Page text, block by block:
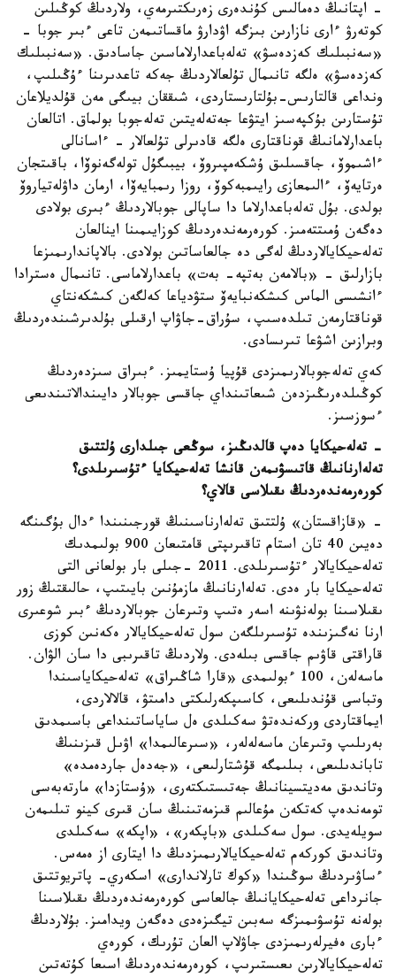
- اپتانىڭ دەمالىس كۇندەرى زەرىكتىرمەي، ولاردىڭ كوڭىلىن
كوتەرۋ ءارى نازارىن بىزگە اۋدارۋ ماقساتىمەن تاعى ءبىر جوبا -
«سەنبىلىك كەزدەسۋ» تەلەباعدارلاماسىن جاسادىق. «سەنبىلىك
كەزدەسۋ» ەلگە تانىمال تۇلعالاردىڭ جەكە تاعدىرىنا ءۇڭىلىپ،
ونداعى قالتارىس-بۇلتارىستاردى، شىققان بيىگى مەن قۇلديلاعان
تۇستارىن بۇكپەسىز ايتۋعا جەتەلەيتىن تەلەجوبا بولماق. اتالعان
باعدارلامانىڭ قوناقتارى ەلگە قادىرلى تۇلعالار - ءاسانالى
ءاشىموۆ، جاقسىلىق ۇشكەمپىروۆ، بيبىگۇل تولەگەنوۆا، باقىتجان
ەرتايەۆ، ءالىمعازى رايىمبەكوۆ، روزا رىمبايەۆا، ارمان داۋلەتياروۆ
بولدى. بۇل تەلەباعدارلاما دا ساپالى جوبالاردىڭ ءبىرى بولادى
دەگەن ۇمىتتەمىز. كورەرمەندەردىڭ كوزايىمىنا اينالعان
تەلەحيكايالاردىڭ لەگى دە جالعاساتىن بولادى. بالاپاندارىمىزعا
بازارلىق - «بالامەن بەتپە- بەت» باعدارلاماسى. تانىمال ەسترادا
ءانشىسى الماس كىشكەنبايەۆ ستۋدياعا كەلگەن كىشكەنتاي
قوناقتارمەن تىلدەسىپ، سۇراق-جاۋاپ ارقىلى بۇلدىرشىندەردىڭ
وبرازىن اشۋعا تىرىسادى.
كەي تەلەجوبالارىمىزدى قۇپيا ۇستايمىز. ءبىراق سىزدەردىڭ
كوڭىلدەرىڭىزدەن شىعاتىنداي جاقسى جوبالار دايىندالاتىندىعى
ءسوزسىز.
- تەلەحيكايا دەپ قالدىڭىز، سوڭعى جىلدارى ۇلتتىق
تەلەارنانىڭ قاتىسۋىمەن قانشا تەلەحيكايا ءتۇسىرىلدى؟
كورەرمەندەردىڭ ىقىلاسى قالاي؟
- «قازاقستان» ۇلتتىق تەلەارناسىنىڭ قورجىنىندا ءدال بۇگىنگە
دەيىن 40 تان استام تاقىرىپتى قامتىعان 900 بولىمدىك
تەلەحيكايالار ءتۇسىرىلدى. 2011 -جىلى بار بولعانى التى
تەلەحيكايا بار ەدى. تەلەارنانىڭ مازمۇنىن بايىتىپ، حالىقتىڭ زور
ىقىلاسىنا بولەنۋىنە اسەر ەتىپ وتىرعان جوبالاردىڭ ءبىر شوعىرى
ارنا نەگىزىندە تۇسىرىلگەن سول تەلەحيكايالار ەكەنىن كوزى
قاراقتى قاۋىم جاقسى بىلەدى. ولاردىڭ تاقىرىبى دا سان الۋان.
ماسەلەن، 100 ءبولىمدى «قارا شاڭىراق» تەلەحيكاياسىندا
وتباسى قۇندىلىعى، كاسىپكەرلىكتى دامىتۋ، قالالاردى،
ايماقتاردى وركەندەتۋ سەكىلدى ەل ساياساتىنداعى باسىمدىق
بەرىلىپ وتىرعان ماسەلەلەر، «سىرعالىمدا» اۋىل قىزىنىڭ
تاباندىلىعى، بىلىمگە قۇشتارلىعى، «جەدەل جاردەمدە»
وتاندىق مەديتسينانىڭ جەتىستىكتەرى، «ۇستازدا» مارتەبەسى
تومەندەپ كەتكەن مۇعالىم قىزمەتىنىڭ سان قىرى كينو تىلىمەن
سويلەيدى. سول سەكىلدى «باپكەر»، «اپكە» سەكىلدى
وتاندىق كوركەم تەلەحيكايالارىمىزدىڭ دا ايتارى از ەمەس.
ءساۋىردىڭ سوڭىندا «كوك تارلاندارى» اسكەري- پاتريوتتىق
جانرداعى تەلەحيكايانىڭ جالعاسى كورەرمەندەردىڭ ىقىلاسىنا
بولەنە تۇسۋىمىزگە سەبىن تيگىزەدى دەگەن ويدامىز. بۇلاردىڭ
ءبارى ەفيرلەرىمىزدى جاۋلاپ العان تۇرىك، كورەي
تەلەحيكايالارىن ىعىستىرىپ، كورەرمەندەردىڭ اسىعا كۇتەتىن